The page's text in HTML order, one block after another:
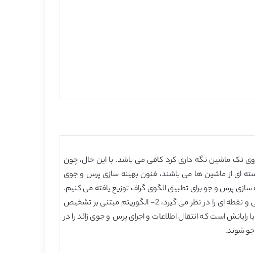
تک ماشین نگه داری کرد کافی می باشد. با این حال، چون
ای از ماشین ها می باشند، فنون بهینه سازی پرس و جوی
سازی پرس و جو برای تطبیق الگوی گراف توزیع یافته می کنیم.
این فنون شامل، 1- الگوریتم بهینه سازی مبتنی بر برنامه نویسی دینامیک سبک سیستم R، که هر دو برنامه های خطی و نقطه ای را در نظر می گیرد، 2- الگوریتم مبتنی بر تشخیص
می باشد و 3- روش استفاده مجدد از محاسبه یا رایانش است که انتقال اطلاعات و اجرای پرس و جوی زائد را در
شوند.